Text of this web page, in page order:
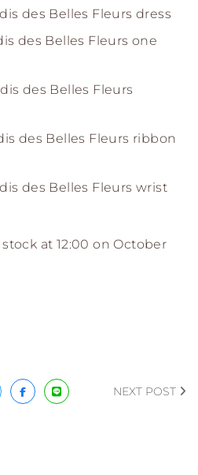
des Belles Fleurs dress
des Belles Fleurs one
des Belles Fleurs
des Belles Fleurs ribbon
des Belles Fleurs wrist
at 12:00 on October
NEXT POST